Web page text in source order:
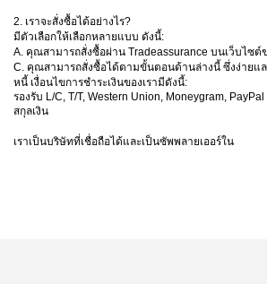
2. เราจะสั่งซื้อได้อย่างไร?
มีตัวเลือกให้เลือกหลายแบบ ดังนี้:
A. คุณสามารถสั่งซื้อผ่าน Tradeassurance บนเว็บไซต์
C. คุณสามารถสั่งซื้อได้ตามขั้นตอนด้านล่างนี้ ซึ่งง่ายแล
หนี้ เงื่อนไขการชำระเงินของเรามีดังนี้:
รองรับ L/C, T/T, Western Union, Moneygram,
สกุลเงิน
เราเป็นบริษัทที่เชื่อถือได้และเป็นซัพพลายเออร์ใน